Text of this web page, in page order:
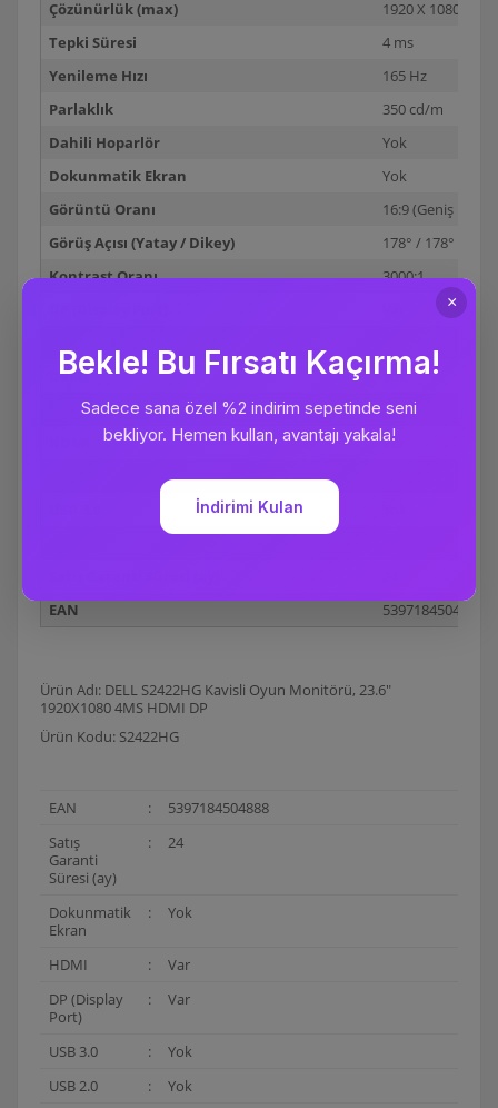
Çözünürlük (max)
1920 X 1080
Tepki Süresi
4 ms
Yenileme Hızı
165 Hz
Parlaklık
350 cd/m
Dahili Hoparlör
Yok
Dokunmatik Ekran
Yok
Görüntü Oranı
16:9 (Geniş Ekran)
Görüş Açısı (Yatay / Dikey)
178° / 178°
Kontrast Oranı
3000:1
DVI-D
Yok
DVI-I
Yok
Var
EAN
5397184504888
Ürün Adı: DELL S2422HG Kavisli Oyun Monitörü, 23.6"
1920X1080 4MS HDMI DP
Ürün Kodu: S2422HG
EAN :
5397184504888
Satış
Garanti
Süresi (ay)
: 24
Dokunmatik
Ekran
: Yok
HDMI :
Var
DP (Display
Port)
: Var
USB 3.0 :
Yok
USB 2.0
:
Yok